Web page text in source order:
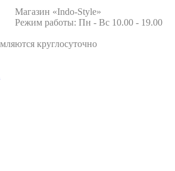
Магазин «Indo-Style»
Режим работы: Пн - Вс 10.00 - 19.00
круглосуточно